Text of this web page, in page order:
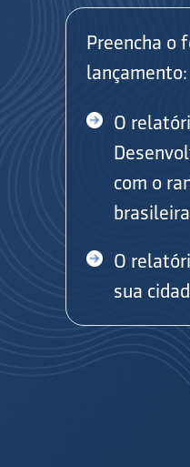
Preencha o
lançamento:
O
com o
O
sua